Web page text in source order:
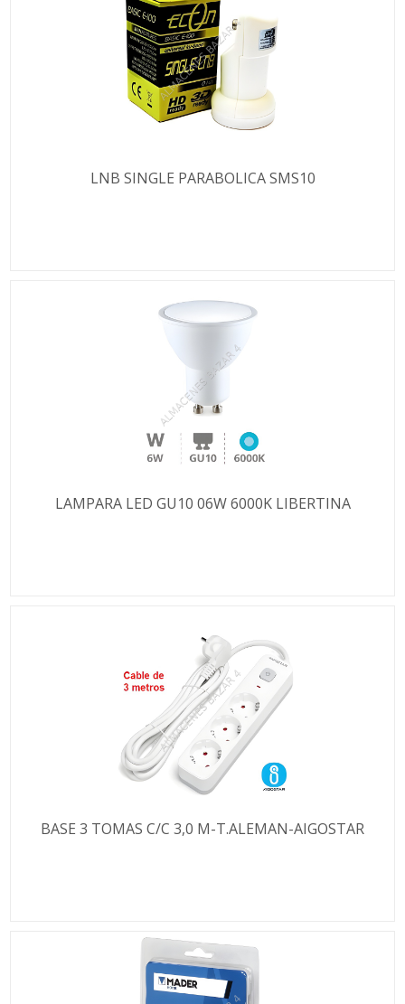
LNB SINGLE PARABOLICA SMS10
LAMPARA LED GU10 06W 6000K LIBERTINA
BASE 3 TOMAS C/C 3,0 M-T.ALEMAN-AIGOSTAR